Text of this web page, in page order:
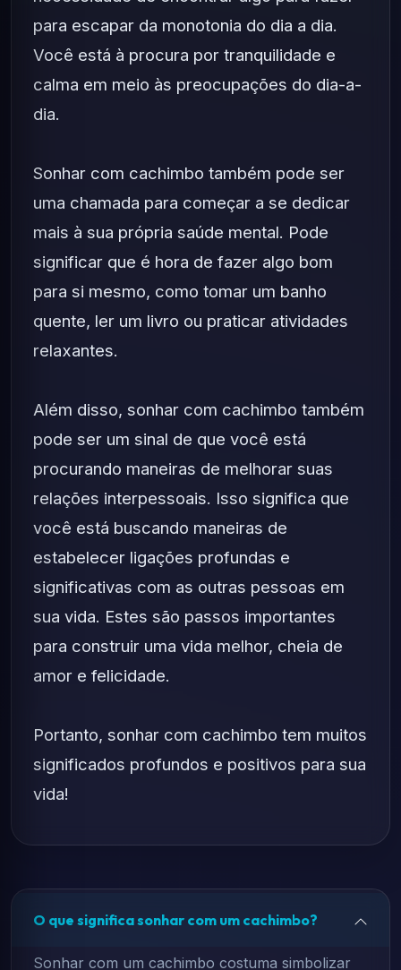
para escapar da monotonia do dia a dia.
Você está à procura por tranquilidade e
calma em meio às preocupações do dia-a-
dia.
Sonhar com cachimbo também pode ser
uma chamada para começar a se dedicar
mais à sua própria saúde mental. Pode
significar que é hora de fazer algo bom
para si mesmo, como tomar um banho
quente, ler um livro ou praticar atividades
relaxantes.
Além disso, sonhar com cachimbo também
pode ser um sinal de que você está
procurando maneiras de melhorar suas
relações interpessoais. Isso significa que
você está buscando maneiras de
estabelecer ligações profundas e
significativas com as outras pessoas em
sua vida. Estes são passos importantes
para construir uma vida melhor, cheia de
amor e felicidade.
Portanto, sonhar com cachimbo tem muitos
significados profundos e positivos para sua
vida!
O que significa sonhar com um cachimbo?
Sonhar com um cachimbo costuma simbolizar